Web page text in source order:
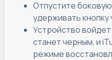
Отпустите
удерживать
Устройство войдет
станет черным, и
режиме